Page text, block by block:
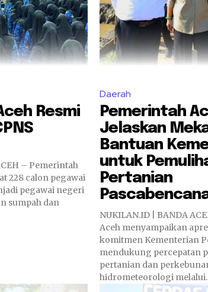
Resmi
– Pemerintah
228 calon pegawai
pegawai negeri
sumpah dan
Daerah
Pemerintah
Jelaskan
Bantuan
untuk
Pertanian
NUKILAN.ID | BANDA
Aceh menyampaikan
komitmen Kementerian
mendukung percepatan
pertanian dan
hidrometeorologi